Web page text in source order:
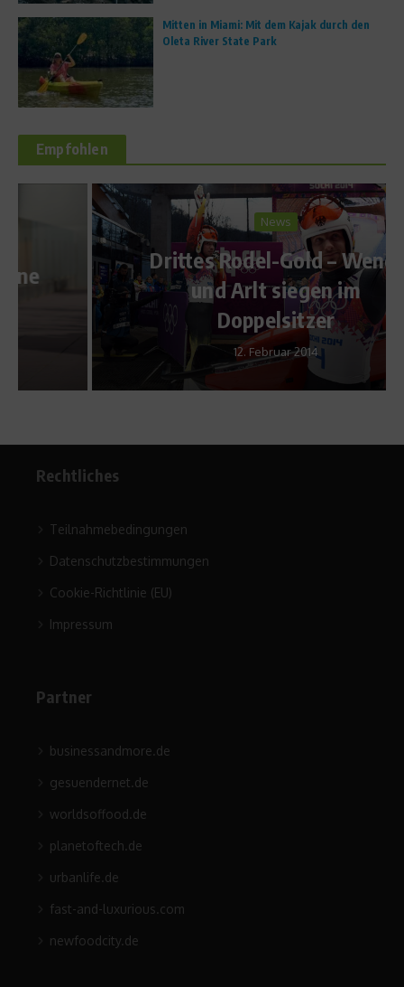
Mitten in Miami: Mit dem Kajak durch den
Oleta River State Park
Empfohlen
News
Drittes Rodel-Gold – Wendl
und Arlt siegen im
Doppelsitzer
12. Februar 2014
Rechtliches
Teilnahmebedingungen
Datenschutzbestimmungen
Cookie-Richtlinie (EU)
Impressum
Partner
businessandmore.de
gesuendernet.de
worldsoffood.de
planetoftech.de
urbanlife.de
fast-and-luxurious.com
newfoodcity.de